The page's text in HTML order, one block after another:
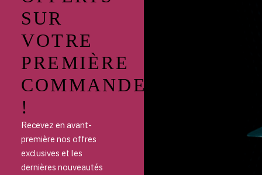
SUR
VOTRE
PREMIÈRE
COMMANDE
!
Recevez en avant-
première nos offres
exclusives et les
dernières nouveautés